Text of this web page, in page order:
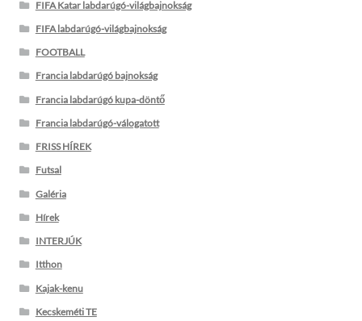
FIFA Katar labdarúgó-világbajnokság
FIFA labdarúgó-világbajnokság
FOOTBALL
Francia labdarúgó bajnokság
Francia labdarúgó kupa-döntő
Francia labdarúgó-válogatott
FRISS HÍREK
Futsal
Galéria
Hírek
INTERJÚK
Itthon
Kajak-kenu
Kecskeméti TE